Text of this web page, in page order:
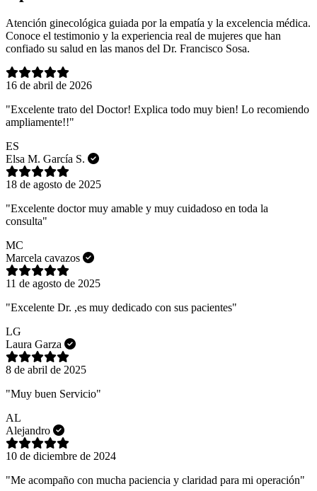
Atención ginecológica guiada por la empatía y la excelencia médica.
Conoce el testimonio y la experiencia real de mujeres que han
confiado su salud en las manos del Dr. Francisco Sosa.
16 de abril de 2026
"Excelente trato del Doctor! Explica todo muy bien! Lo recomiendo
ampliamente!!"
ES
Elsa M. García S.
18 de agosto de 2025
"Excelente doctor muy amable y muy cuidadoso en toda la
consulta"
MC
Marcela cavazos
11 de agosto de 2025
"Excelente Dr. ,es muy dedicado con sus pacientes"
LG
Laura Garza
8 de abril de 2025
"Muy buen Servicio"
AL
Alejandro
10 de diciembre de 2024
"Me acompaño con mucha paciencia y claridad para mi operación"